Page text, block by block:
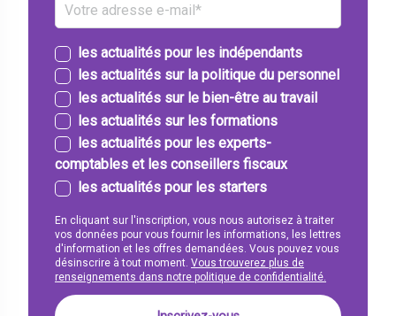
les actualités pour les indépendants
les actualités sur la politique du personnel
les actualités sur le bien-être au travail
les actualités sur les formations
les actualités pour les experts-
comptables et les conseillers fiscaux
les actualités pour les starters
En cliquant sur l'inscription, vous nous autorisez à traiter
vos données pour vous fournir les informations, les lettres
d'information et les offres demandées. Vous pouvez vous
désinscrire à tout moment. Vous trouverez plus de
renseignements dans notre politique de confidentialité.